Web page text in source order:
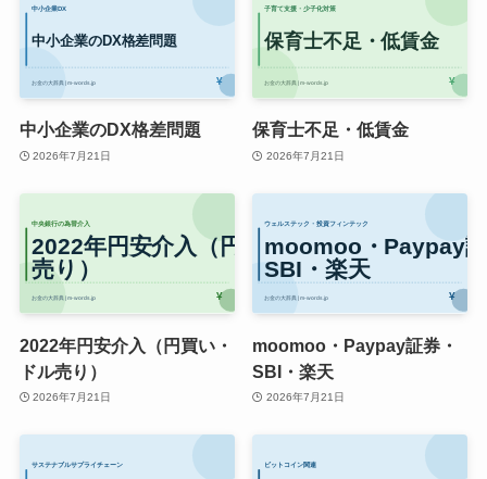
中小企業のDX格差問題
2026年7月21日
保育士不足・低賃金
2026年7月21日
2022年円安介入（円買い・
ドル売り）
2026年7月21日
moomoo・Paypay証券・
SBI・楽天
2026年7月21日